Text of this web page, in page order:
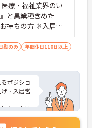
療・福祉業界のい
と異業種含めた
持ちの方 ※入居営
）必須 ※介護・医
験お持ちの方はも
員の経験、施設管
普通自動車免許(AT
勤のみ
年間休日110日以上
ポジショ
・入居営
ちの方は
マネジメ
ただま